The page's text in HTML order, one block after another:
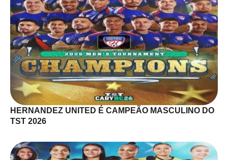
HERNANDEZ UNITED É CAMPEÃO MASCULINO DO
TST 2026